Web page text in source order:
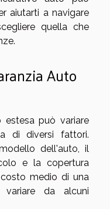
aiutarti a navigare
quella che
Auto
può variare
di diversi fattori.
dell'auto, il
e la copertura
medio di una
da alcuni